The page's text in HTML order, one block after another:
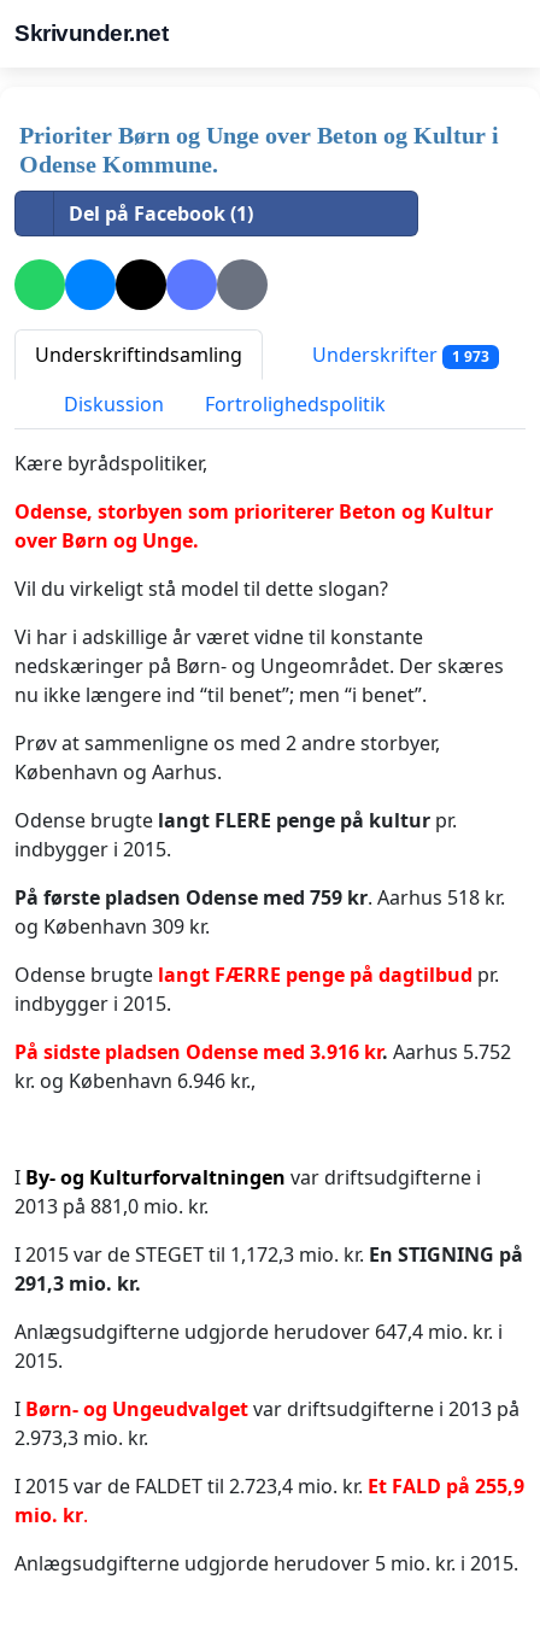
Skrivunder.net
Prioriter Børn og Unge over Beton og Kultur i
Odense Kommune.
Del på Facebook (1)
Underskriftindsamling Underskrifter 1 973
Diskussion Fortrolighedspolitik
Kære byrådspolitiker,
Odense, storbyen som prioriterer Beton og Kultur
over Børn og Unge.
Vil du virkeligt stå model til dette slogan?
Vi har i adskillige år været vidne til konstante
nedskæringer på Børn- og Ungeområdet. Der skæres
nu ikke længere ind “til benet”; men “i benet”.
Prøv at sammenligne os med 2 andre storbyer,
København og Aarhus.
Odense brugte langt FLERE penge på kultur pr.
indbygger i 2015.
På første pladsen Odense med 759 kr. Aarhus 518 kr.
og København 309 kr.
Odense brugte langt FÆRRE penge på dagtilbud pr.
indbygger i 2015.
På sidste pladsen Odense med 3.916 kr. Aarhus 5.752
kr. og København 6.946 kr.,
I By- og Kulturforvaltningen var driftsudgifterne i
2013 på 881,0 mio. kr.
I 2015 var de STEGET til 1,172,3 mio. kr. En STIGNING på
291,3 mio. kr.
Anlægsudgifterne udgjorde herudover 647,4 mio. kr. i
2015.
I Børn- og Ungeudvalgetvar driftsudgifterne i 2013 på
2.973,3 mio. kr.
I 2015 var de FALDET til 2.723,4 mio. kr. Et FALD på 255,9
mio. kr.
Anlægsudgifterne udgjorde herudover 5 mio. kr. i 2015.